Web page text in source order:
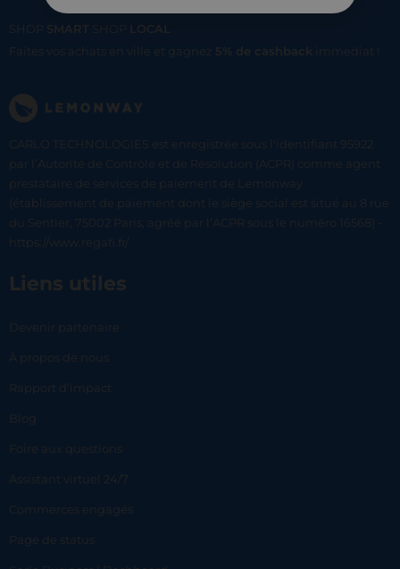
SHOP SMART SHOP
LOCAL
Faites vos achats en ville et gagnez 5% de cashback immediat !
CARLO TECHNOLOGIES est enregistrée sous l'identifiant 95922
par l’Autorité de Contrôle et de Résolution (ACPR) comme agent
prestataire de services de paiement de Lemonway
(établissement de paiement dont le siège social est situé au 8 rue
du Sentier, 75002 Paris, agréé par l’ACPR sous le numéro 16568) -
https://www.regafi.fr/
Liens utiles
Devenir partenaire
À propos de nous
Rapport d’impact
Blog
Foire aux questions
Assistant virtuel 24/7
Commerces engagés
Page de status